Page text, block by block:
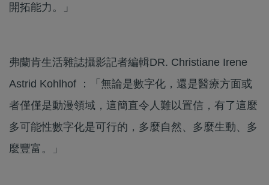
開拓能力。」
弗蘭肯生活雜誌攝影記者編輯DR. Christiane Irene
Astrid Kohlhof ：「無論是數字化，還是醫療方面或
者僅僅是動漫領域，這簡直令人難以置信，有了這麼
多可能性數字化是可行的，多麼自然、多麼生動、多
麼豐富。」